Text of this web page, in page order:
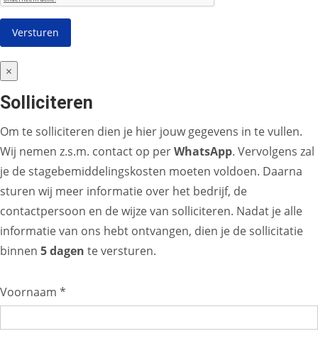
×
Solliciteren
Om te solliciteren dien je hier jouw gegevens in te vullen.
Wij nemen z.s.m. contact op perWhatsApp. Vervolgens zal
je de stagebemiddelingskosten moeten voldoen. Daarna
sturen wij meer informatie over het bedrijf, de
contactpersoon en de wijze van solliciteren. Nadat je alle
informatie van ons hebt ontvangen, dien je de sollicitatie
binnen 5 dagen te versturen.
Voornaam *